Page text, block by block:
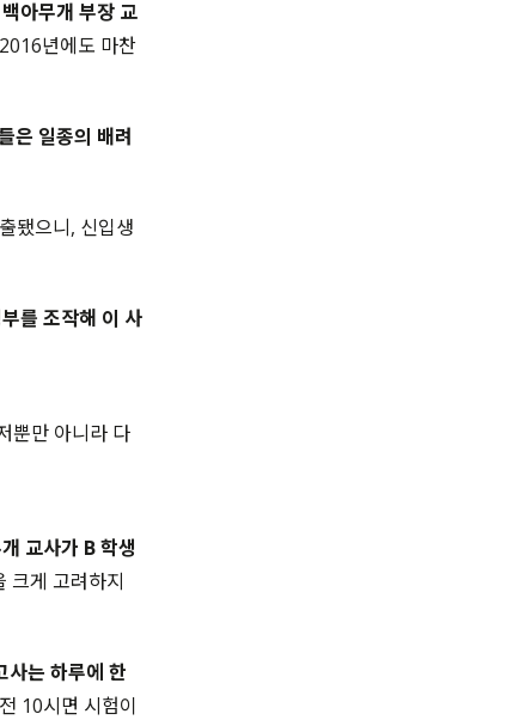
백아무개 부장 교
년에도 마찬
은 일종의 배려
됐으니, 신입생
를 조작해 이 사
뿐만 아니라 다
교사가 B 학생
크게 고려하지
사는 하루에 한
10시면 시험이